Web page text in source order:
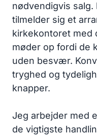
nødvendigvis salg.
tilmelder sig et
kirkekontoret med
møder op fordi de
uden besvær.
tryghed og
knapper.
Jeg arbejder med
de vigtigste